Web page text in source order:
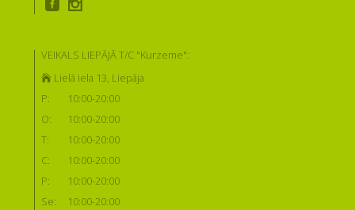
VEIKALS LIEPĀJĀ T/C "Kurzeme":
Lielā iela 13, Liepāja
P:
10:00-20:00
O:
10:00-20:00
T:
10:00-20:00
C:
10:00-20:00
P:
10:00-20:00
Se:
10:00-20:00